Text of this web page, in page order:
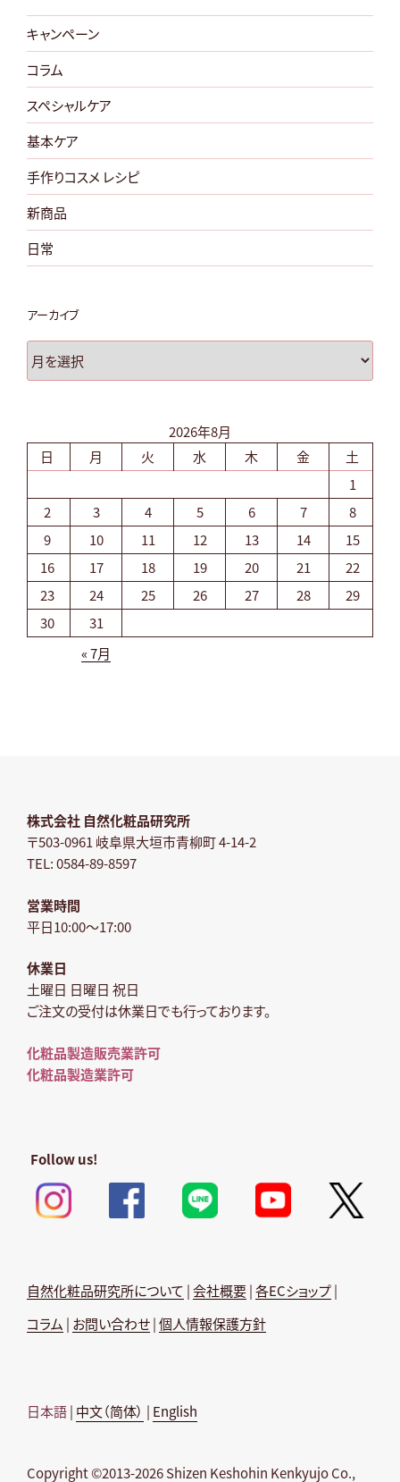
キャンペーン
コラム
スペシャルケア
基本ケア
手作りコスメ レシピ
新商品
日常
アーカイブ
ー
2026年8月
日
月 火 水 木 金
土
1
2
3 4 5 6 7
8
9
10 11 12 13 14
15
16
17 18 19 20 21
22
23
24 25 26 27 28
29
30
31
« 7月
株式会社 自然化粧品研究所
〒503-0961 岐阜県大垣市青柳町 4-14-2
TEL: 0584-89-8597
営業時間
平日10:00～17:00
休業日
土曜日 日曜日 祝日
ご注文の受付は休業日でも行っております。
化粧品製造販売業許可
化粧品製造業許可
Follow us!
自然化粧品研究所について |会社概要|各ECショップ|
コラム | お問い合わせ|個人情報保護方針
日本語| 中文（简体） | English
Copyright ©2013-2026 Shizen Keshohin Kenkyujo Co.,